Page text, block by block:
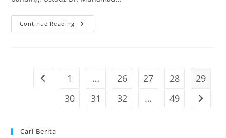
Continue Reading STDI
Imam
Makassar
Go to the previous page
1 … 26 27 28
29
30
31 32 … 49 Go to
Cari Berita